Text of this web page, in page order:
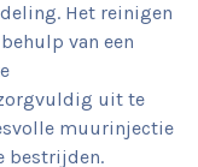
Het reinigen
van een
uit te
muurinjectie
bestrijden.